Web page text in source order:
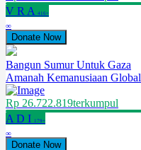
V R A 416+
∞
Donate Now
Bangun Sumur Untuk Gaza
Amanah Kemanusiaan Global
Rp 26.722.819terkumpul
A D I 179+
∞
Donate Now